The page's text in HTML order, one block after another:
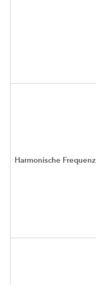
Harmonische Frequenz